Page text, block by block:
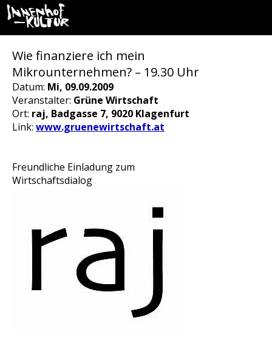
Wie finanziere ich mein
Mikrounternehmen? – 19.30 Uhr
Datum: Mi, 09.09.2009
Veranstalter: Grüne Wirtschaft
Ort: raj, Badgasse 7, 9020 Klagenfurt
Link: www.gruenewirtschaft.at
Freundliche Einladung zum
Wirtschaftsdialog